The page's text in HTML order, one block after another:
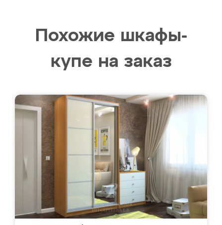
Похожие шкафы-
купе на заказ